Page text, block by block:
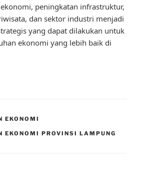
peningkatan infrastruktur,
dan sektor industri menjadi
yang dapat dilakukan untuk
ekonomi yang lebih baik di
EKONOMI
EKONOMI PROVINSI LAMPUNG